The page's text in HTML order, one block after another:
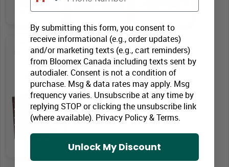
Carte d'amour
pleine grandeur
5,99 $
By submitting this form, you consent to
receive informational (e.g., order updates)
and/or marketing texts (e.g., cart reminders)
from Bloomex Canada including texts sent by
autodialer. Consent is not a condition of
purchase. Msg & data rates may apply. Msg
frequency varies. Unsubscribe at any time by
replying STOP or clicking the unsubscribe link
(where available). Privacy Policy&Terms.
Unlock My Discount